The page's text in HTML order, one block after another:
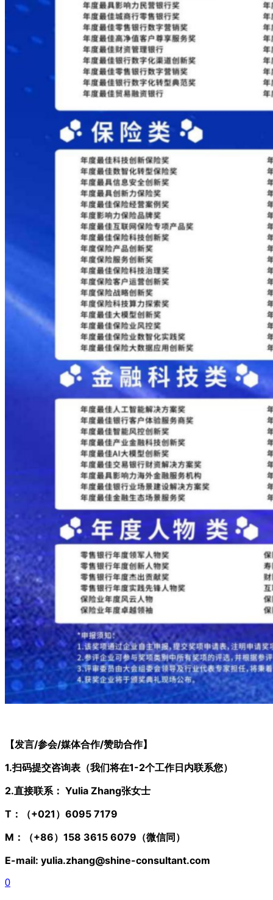
【发言/参会/媒体合作/赞助合作】
1.扫码提交咨询表（我们将在1-2个工作日内联系您）
2.直接联系： Yulia Zhang张女士
T：（+021）6095 7179
M：（+86）158 3615 6079 （微信同）
E-mail: yulia.zhang@shine-consultant.com
0